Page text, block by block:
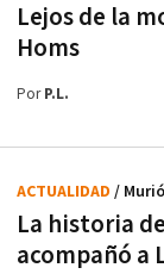
Lejos de la
Homs
PorP.L.
La historia
acompañó a
ACTUALIDAD /